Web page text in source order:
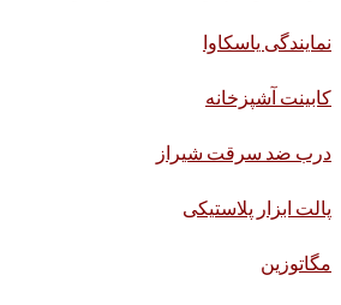
نمایندگی یاسکاوا
کابینت آشپزخانه
درب ضد سرقت شیراز
پالت ابزار پلاستیکی
مگاتوزین